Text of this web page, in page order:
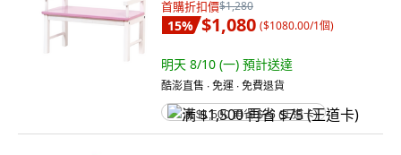
首購折扣價$1,280
15% $1,080 ($1080.00/1個)
明天 8/10 (一) 預計送達
酷澎直售 ∙ 免運 ∙ 免費退貨
满 $1,500 再省 $75 (王道卡)